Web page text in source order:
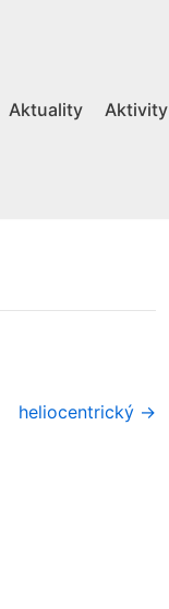
Aktuality Aktivity
heliocentrický →